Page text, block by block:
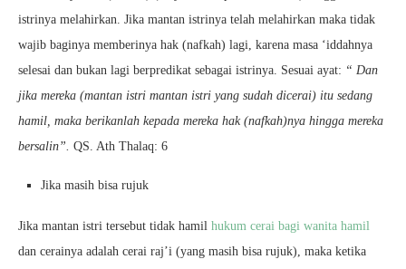
istrinya melahirkan. Jika mantan istrinya telah melahirkan maka tidak
wajib baginya memberinya hak (nafkah) lagi, karena masa ‘iddahnya
selesai dan bukan lagi berpredikat sebagai istrinya. Sesuai ayat: “ Dan
jika mereka (mantan istri mantan istri yang sudah dicerai) itu sedang
hamil, maka berikanlah kepada mereka hak (nafkah)nya hingga mereka
bersalin”. QS. Ath Thalaq: 6
Jika masih bisa rujuk
Jika mantan istri tersebut tidak hamil hukum cerai bagi wanita hamil
dan cerainya adalah cerai raj’i (yang masih bisa rujuk), maka ketika